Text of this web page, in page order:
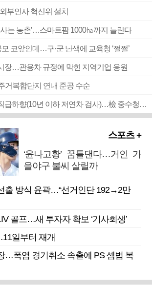
부인사 혁신위 설치
사는 농촌’…스마트팜 1000㏊까지 늘린다
코앞인데…구·군 난색에 교육청 ‘쩔쩔’
장…관용차 규정에 막힌 지역기업 응원
거복합단지 연내 준공 수순
■ 검사 신분 버리고 직급하향(10년 이하 저연차 검사)…檢 중수청행 기피
스포츠 +
‘윤나고황’ 꿈틀댄다…거인 가
을야구 불씨 살릴까
출 방식 윤곽…“선거인단 192→2만
골프…새 투자자 확보 ‘기사회생’
일부터 재개
…폭염 경기취소 속출에 PS 셈법 복